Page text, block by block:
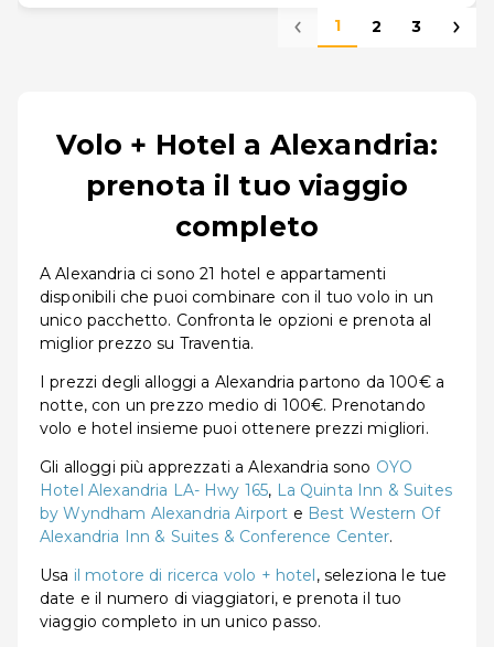
1 2 3
Volo + Hotel a Alexandria:
prenota il tuo viaggio
completo
A Alexandria ci sono 21 hotel e appartamenti
disponibili che puoi combinare con il tuo volo in un
unico pacchetto. Confronta le opzioni e prenota al
miglior prezzo su Traventia.
I prezzi degli alloggi a Alexandria partono da 100€ a
notte, con un prezzo medio di 100€. Prenotando
volo e hotel insieme puoi ottenere prezzi migliori.
Gli alloggi più apprezzati a Alexandria sono OYO
Hotel Alexandria LA- Hwy 165, La Quinta Inn & Suites
by Wyndham Alexandria Airport e Best Western Of
Alexandria Inn & Suites & Conference Center.
Usa il motore di ricerca volo + hotel, seleziona le tue
date e il numero di viaggiatori, e prenota il tuo
viaggio completo in un unico passo.